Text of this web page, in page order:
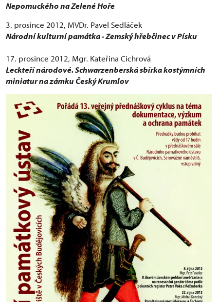
Nepomuckého na Zelené Hoře
3. prosince 2012, MVDr. Pavel Sedláček
Národní kulturní památka - Zemský hřebčinec v Písku
17. prosince 2012, Mgr. Kateřina Cichrová
Leckteří národové. Schwarzenberská sbírka kostýmních
miniatur na zámku Český Krumlov